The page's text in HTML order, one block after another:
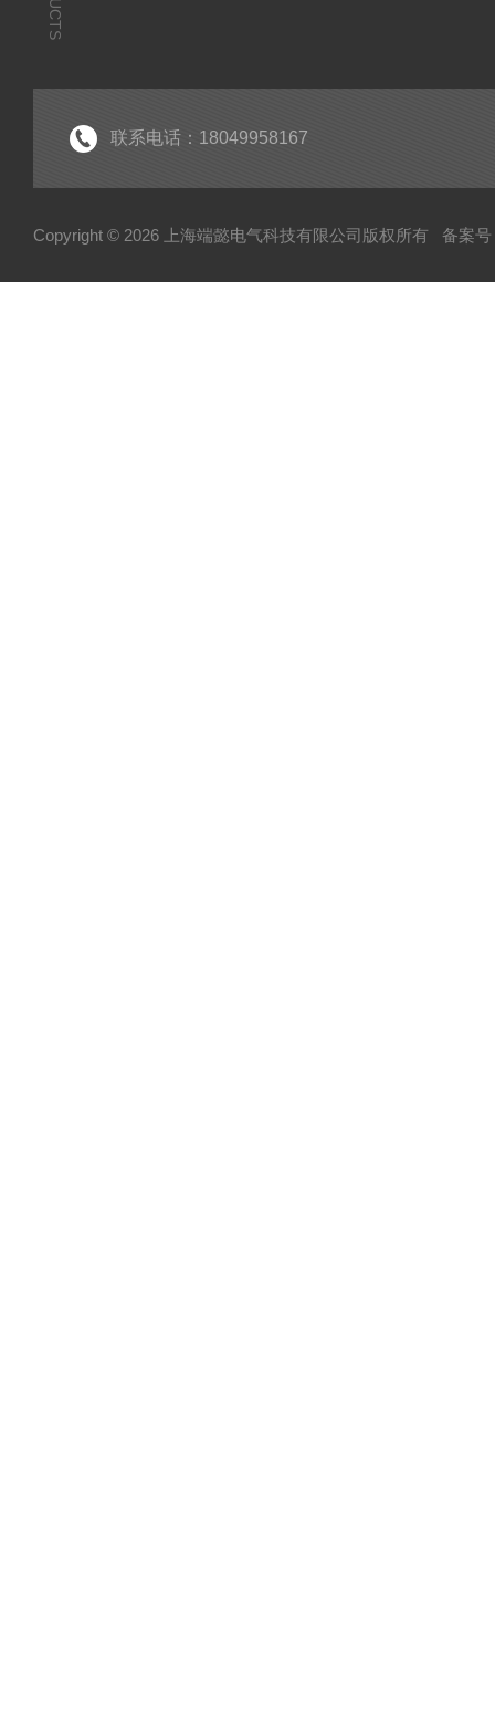
联系电话：18049958167
Copyright © 2026 上海端懿电气科技有限公司版权所有 备案号